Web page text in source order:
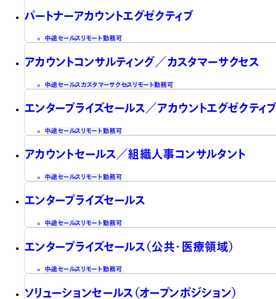
パートナーアカウントエグゼクティブ
中途セールス リモート勤務可
アカウントコンサルティング／カスタマーサクセス
中途セールス カスタマーサクセス リモート勤務可
エンタープライズセールス／アカウントエグゼクティブ
中途セールス リモート勤務可
アカウントセールス／組織人事コンサルタント
中途セールス リモート勤務可
エンタープライズセールス
中途セールス リモート勤務可
エンタープライズセールス（公共・医療領域）
中途セールス リモート勤務可
ソリューションセールス（オープンポジション）